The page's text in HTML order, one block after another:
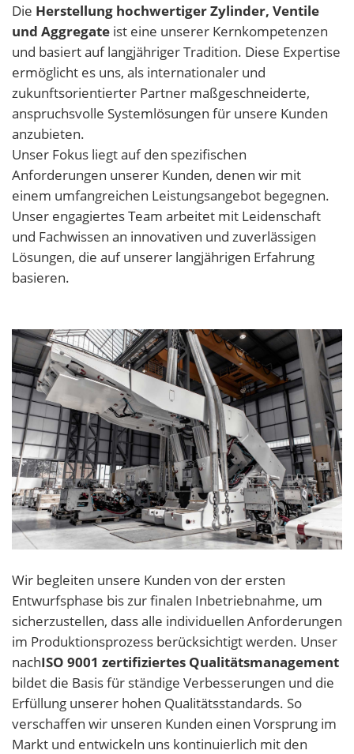
Die Herstellung hochwertiger Zylinder, Ventile
und Aggregate ist eine unserer Kernkompetenzen
und basiert auf langjähriger Tradition. Diese Expertise
ermöglicht es uns, als internationaler und
zukunftsorientierter Partner maßgeschneiderte,
anspruchsvolle Systemlösungen für unsere Kunden
anzubieten.
Unser Fokus liegt auf den spezifischen
Anforderungen unserer Kunden, denen wir mit
einem umfangreichen Leistungsangebot begegnen.
Unser engagiertes Team arbeitet mit Leidenschaft
und Fachwissen an innovativen und zuverlässigen
Lösungen, die auf unserer langjährigen Erfahrung
basieren.
Wir begleiten unsere Kunden von der ersten
Entwurfsphase bis zur finalen Inbetriebnahme, um
sicherzustellen, dass alle individuellen Anforderungen
im Produktionsprozess berücksichtigt werden. Unser
nachISO 9001 zertifiziertes Qualitätsmanagement
bildet die Basis für ständige Verbesserungen und die
Erfüllung unserer hohen Qualitätsstandards. So
verschaffen wir unseren Kunden einen Vorsprung im
Markt und entwickeln uns kontinuierlich mit den